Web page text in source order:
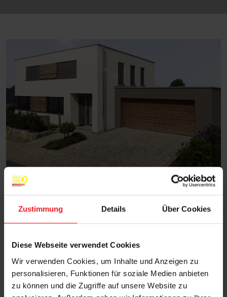
Zustimmung Details Über Cookies
Diese Webseite verwendet Cookies
Wir verwenden Cookies, um Inhalte und Anzeigen zu
personalisieren, Funktionen für soziale Medien anbieten
zu können und die Zugriffe auf unsere Website zu
Rollläden bieten effektiven
Sonnenschutz und sorgen für mehr
Privatsphäre und ein angenehmes
Raumklima.